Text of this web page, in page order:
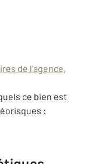
de l'agence,
ce bien est
: